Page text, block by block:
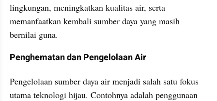
lingkungan, meningkatkan kualitas air, serta
memanfaatkan kembali sumber daya yang masih
bernilai guna.
Penghematan dan Pengelolaan Air
Pengelolaan sumber daya air menjadi salah satu fokus
utama teknologi hijau. Contohnya adalah penggunaan